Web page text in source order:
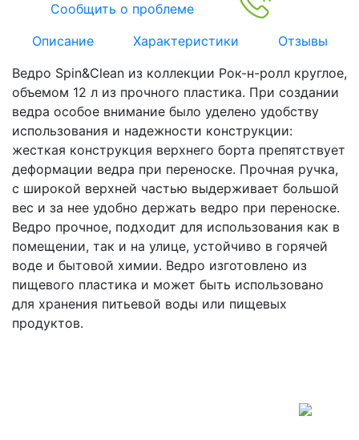
Сообщить о проблеме
Описание
Характеристики
Отзывы
Ведро Spin&Clean из коллекции Рок-н-ролл круглое,
объемом 12 л из прочного пластика. При создании
ведра особое внимание было уделено удобству
использования и надежности конструкции:
жесткая конструкция верхнего борта препятствует
деформации ведра при переноске. Прочная ручка,
с широкой верхней частью выдерживает большой
вес и за нее удобно держать ведро при переноске.
Ведро прочное, подходит для использования как в
помещении, так и на улице, устойчиво в горячей
воде и бытовой химии. Ведро изготовлено из
пищевого пластика и может быть использовано
для хранения питьевой воды или пищевых
продуктов.